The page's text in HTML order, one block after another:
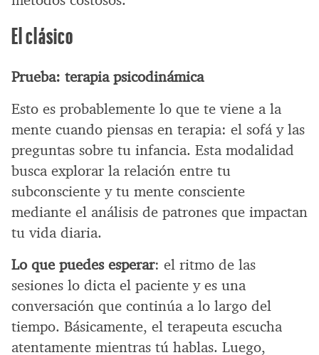
El clásico
Prueba: terapia psicodinámica
Esto es probablemente lo que te viene a la
mente cuando piensas en terapia: el sofá y las
preguntas sobre tu infancia. Esta modalidad
busca explorar la relación entre tu
subconsciente y tu mente consciente
mediante el análisis de patrones que impactan
tu vida diaria.
Lo que puedes esperar: el ritmo de las
sesiones lo dicta el paciente y es una
conversación que continúa a lo largo del
tiempo. Básicamente, el terapeuta escucha
atentamente mientras tú hablas. Luego,